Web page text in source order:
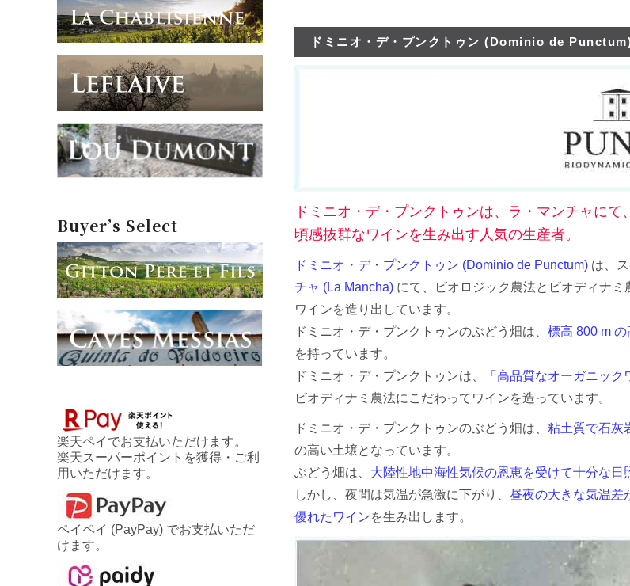
ドミニオ・デ・プンクトゥン (Dominio de
ドミニオ・デ・プンクトゥンは、ラ・マンチャに
頃感抜群なワインを生み出す人気の生産者。
ドミニオ・デ・プンクトゥン (Dominio de Punctum) は、
チャ (La Mancha) にて、ビオロジック農法とビオディナ
ワインを造り出しています。
ドミニオ・デ・プンクトゥンのぶどう畑は、 標高 800 m
を持っています。
ドミニオ・デ・プンクトゥンは、
「高品質なオーガニック
ビオディナミ農法にこだわってワインを造っています。
ドミニオ・デ・プンクトゥンのぶどう畑は、 粘土質で石灰
の高い土壌となっています。
ぶどう畑は、 大陸性地中海性気候の恩恵を受けて十分な日
しかし、夜間は気温が急激に下がり、 昼夜の大きな気温差
優れたワインを生み出します。
Buyer’s Select
楽天ペイでお支払いただけます。
楽天スーパーポイントを獲得・ご利
用いただけます。
ペイペイ (PayPay) でお支払いただ
けます。